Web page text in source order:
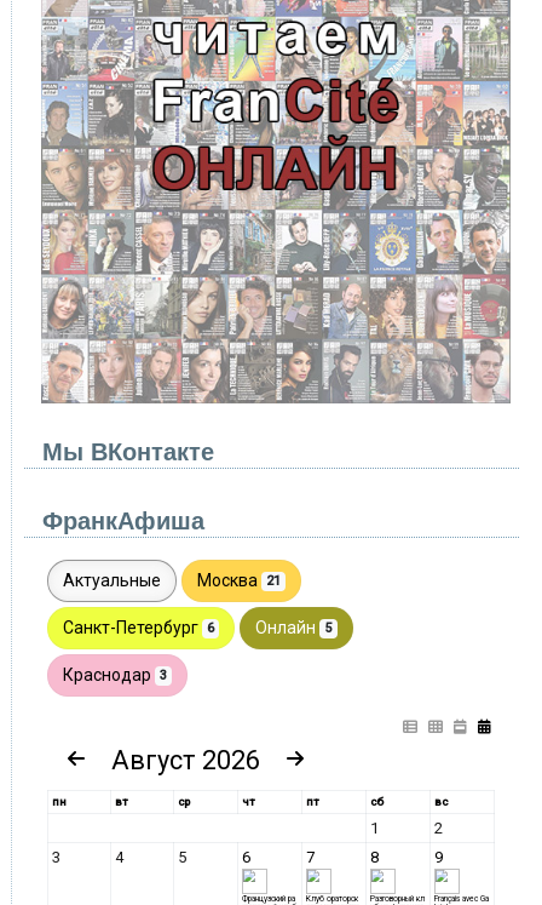
Мы ВКонтакте
ФранкАфиша